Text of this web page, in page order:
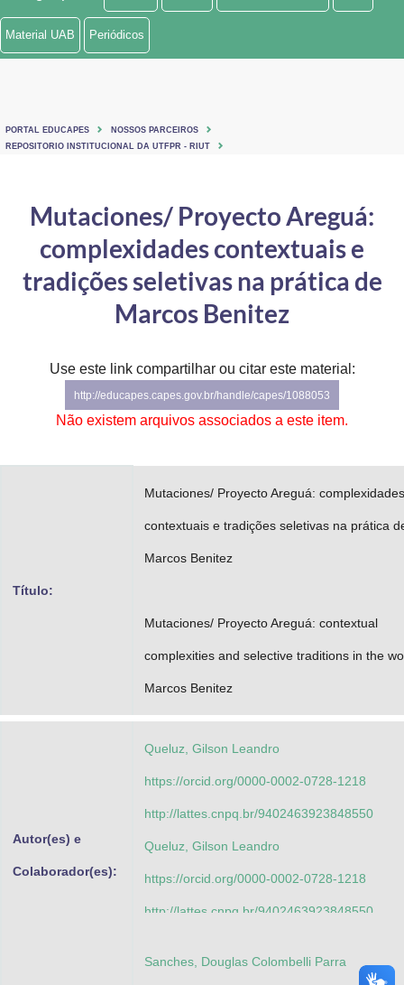
Ministério de Minas e Energia
Ministério do Turismo
Controladoria-Geral da União
Ministério da Mulher, da Família e dos Direitos Humanos
Gabinete de Segurança Institucional
Advocacia-Geral da União
Material UAB Periódicos
PORTAL EDUCAPES
NOSSOS PARCEIROS
REPOSITORIO INSTITUCIONAL DA UTFPR - RIUT
Mutaciones/ Proyecto Areguá:
complexidades contextuais e
tradições seletivas na prática de
Marcos Benitez
Use este link compartilhar ou citar este material:
http://educapes.capes.gov.br/handle/capes/1088053
Não existem arquivos associados a este item.
Título:
Mutaciones/ Proyecto Areguá: complexidades
contextuais e tradições seletivas na prática
Marcos Benitez
Mutaciones/ Proyecto Areguá: contextual
complexities and selective traditions in the
Marcos Benitez
Autor(es) e
Colaborador(es):
Queluz, Gilson Leandro
https://orcid.org/0000-0002-0728-1218
http://lattes.cnpq.br/9402463923848550
Queluz, Gilson Leandro
https://orcid.org/0000-0002-0728-1218
http://lattes.cnpq.br/9402463923848550
https://orcid.org/0000-0002-9596-0666
Sanches, Douglas Colombelli Parra